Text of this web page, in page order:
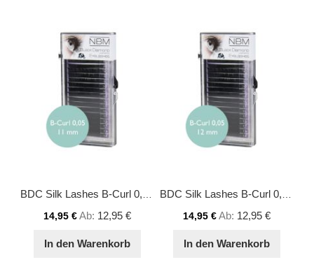
14,95 €Ab 12,95 €
In den Warenkorb
14,95 €Ab 12,95 €
In den Warenkorb